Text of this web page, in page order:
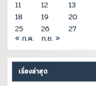
11
12 13
18
19 20
25
26 27
« ก.ค. ก.ย. »
เรื่องล่าสุด